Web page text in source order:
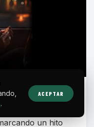
en un
del cine de
un hito
.
ACEPTAR